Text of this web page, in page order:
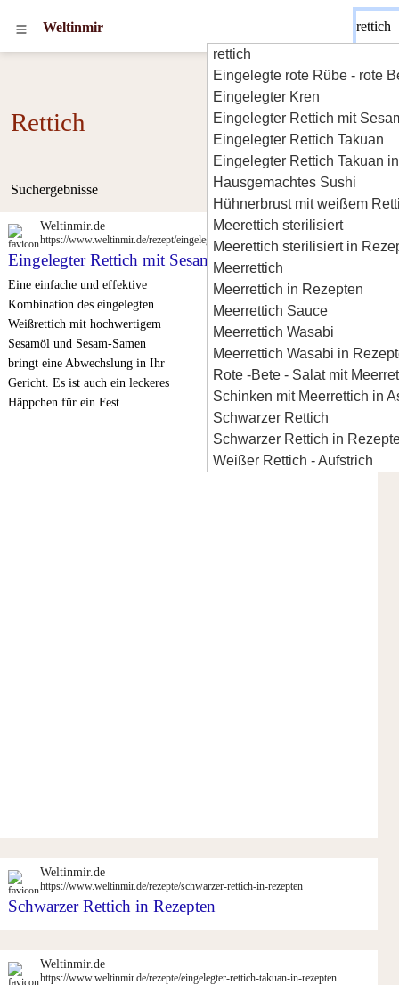
Weltinmir
Rettich
Suchergebnisse
Weltinmir.de
https://www.weltinmir.de/rezept/eingelegter-rettich-mit-sesam
Eingelegter Rettich mit Sesam
Eine einfache und effektive
Kombination des eingelegten
Weißrettich mit hochwertigem
Sesamöl und Sesam-Samen
bringt eine Abwechslung in Ihr
Gericht. Es ist auch ein leckeres
Häppchen für ein Fest.
Weltinmir.de
https://www.weltinmir.de/rezepte/schwarzer-rettich-in-rezepten
Schwarzer Rettich in Rezepten
Weltinmir.de
https://www.weltinmir.de/rezepte/eingelegter-rettich-takuan-in-rezepten
rettich
Eingelegte rote Rübe - rote
Eingelegter Kren
Eingelegter Rettich mit
Eingelegter Rettich Takuan
Eingelegter Rettich Takuan
Hausgemachtes Sushi
Hühnerbrust mit weißem
Meerettich sterilisiert
Meerettich sterilisiert in
Meerrettich
Meerrettich in Rezepten
Meerrettich Sauce
Meerrettich Wasabi
Meerrettich Wasabi in
Rote -Bete - Salat mit
Schinken mit Meerrettich in
Schwarzer Rettich
Schwarzer Rettich in
Weißer Rettich - Aufstrich